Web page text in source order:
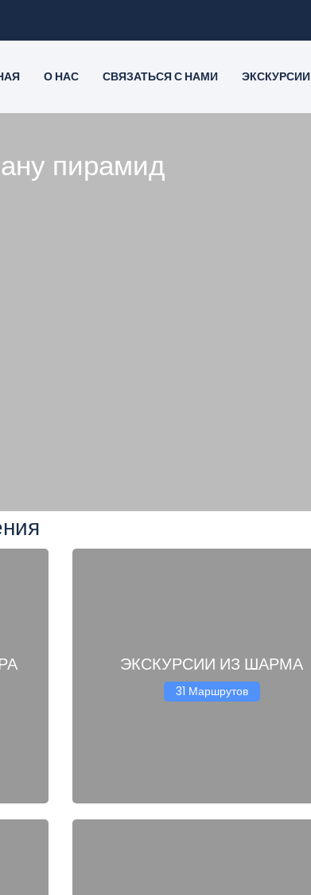
О НАС СВЯЗАТЬСЯ С НАМИ ЭКСКУРСИИ
пирамид
ЭКСКУРСИИ ИЗ ШАРМА
31 Маршрутов